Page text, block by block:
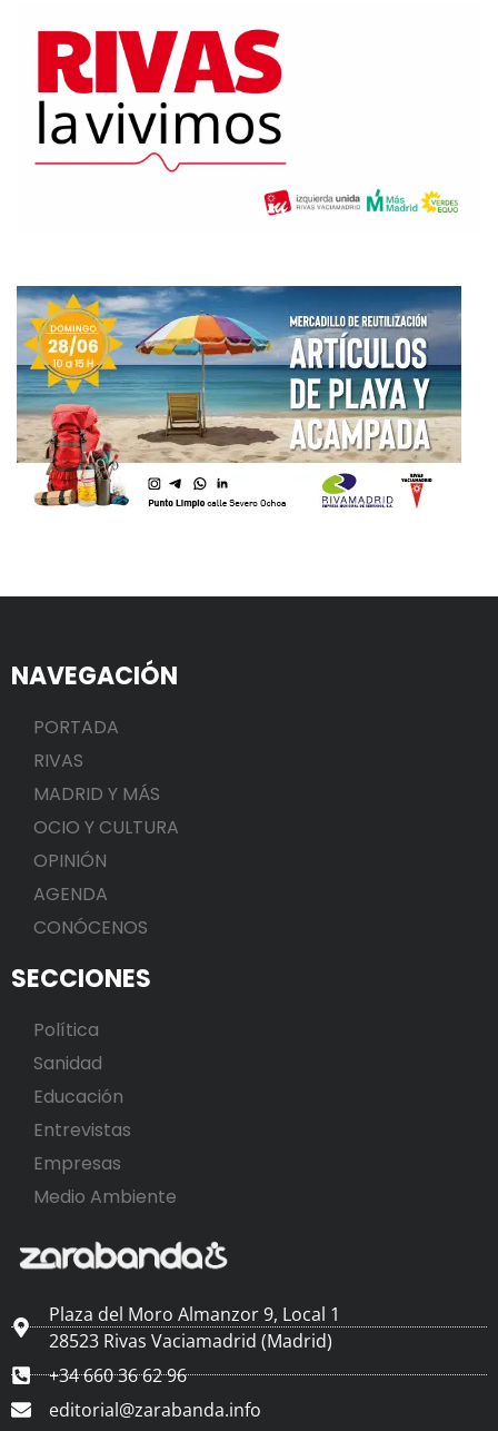
NAVEGACIÓN
PORTADA
RIVAS
MADRID Y MÁS
OCIO Y CULTURA
OPINIÓN
AGENDA
CONÓCENOS
SECCIONES
Política
Sanidad
Educación
Entrevistas
Empresas
Medio Ambiente
Plaza del Moro Almanzor 9, Local 1
28523 Rivas Vaciamadrid (Madrid)
+34 660 36 62 96
editorial@zarabanda.info